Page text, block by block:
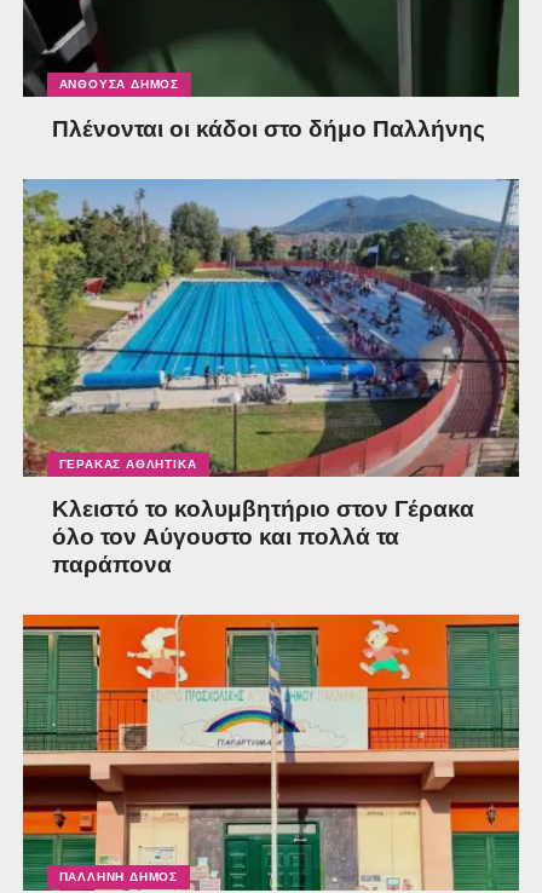
ΑΝΘΟΎΣΑ ΔΉΜΟΣ
Πλένονται οι κάδοι στο δήμο Παλλήνης
ΓΈΡΑΚΑΣ ΑΘΛΗΤΙΚΆ
Κλειστό το κολυμβητήριο στον Γέρακα
όλο τον Αύγουστο και πολλά τα
παράπονα
ΠΑΛΛΉΝΗ ΔΉΜΟΣ